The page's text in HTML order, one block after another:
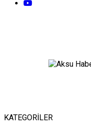
KATEGORİLER